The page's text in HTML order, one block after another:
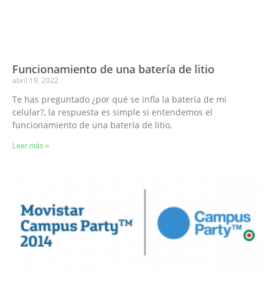
Funcionamiento de una batería de litio
abril 19, 2022
Te has preguntado ¿por qué se infla la batería de mi
celular?, la respuesta es simple si entendemos el
funcionamiento de una batería de litio,
Leer más »